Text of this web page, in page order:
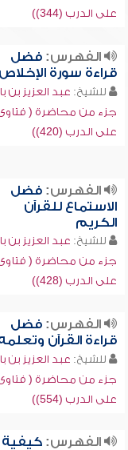
على الدرب (344))
الفهرس:فضل
قراءة سورة الإخلاص
للشيخ: عبد العزيز بن
جزء من محاضرة ( فتاوى
على الدرب (420))
الفهرس:فضل
الاستماع للقرآن
الكريم
للشيخ: عبد العزيز بن
جزء من محاضرة ( فتاوى
على الدرب (428))
الفهرس:فضل
قراءة القرآن
للشيخ: عبد العزيز بن
جزء من محاضرة ( فتاوى
على الدرب (554))
الفهرس:كيفية